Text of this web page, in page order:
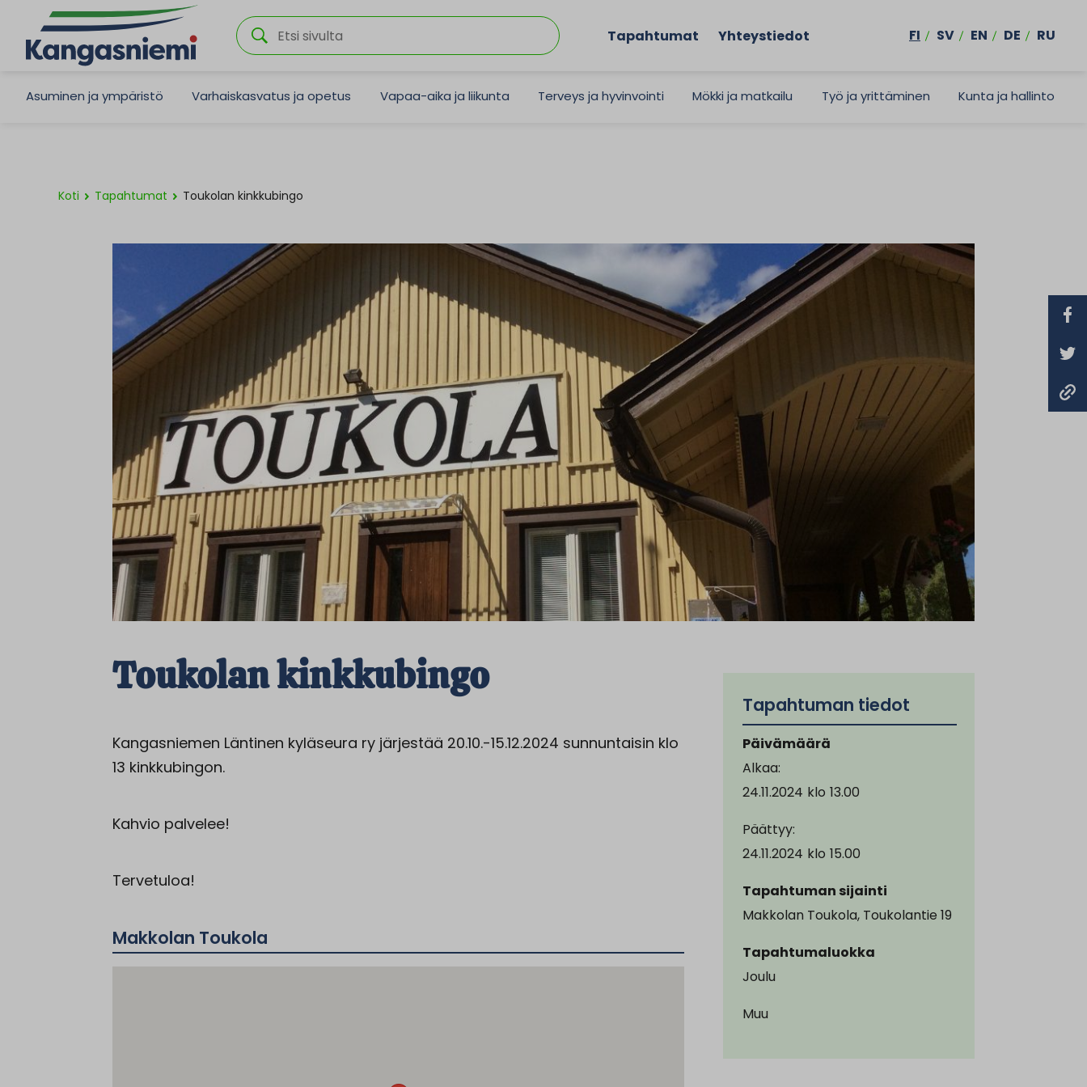
Tapahtumat Yhteystiedot FI SV EN DE RU
Asuminen ja ympäristö Varhaiskasvatus ja opetus Vapaa-aika ja liikunta Terveys ja hyvinvointi Mökki ja matkailu Työ ja yrittäminen Kunta ja hallinto
Koti Tapahtumat Toukolan kinkkubingo
Toukolan kinkkubingo
Kangasniemen Läntinen kyläseura ry järjestää 20.10.-15.12.2024 sunnuntaisin klo
13 kinkkubingon.
Kahvio palvelee!
Tervetuloa!
Makkolan Toukola
Tapahtuman tiedot
Päivämäärä
Alkaa:
24.11.2024 klo 13.00
Päättyy:
24.11.2024 klo 15.00
Tapahtuman sijainti
Makkolan Toukola, Toukolantie 19
Tapahtumaluokka
Joulu
Muu